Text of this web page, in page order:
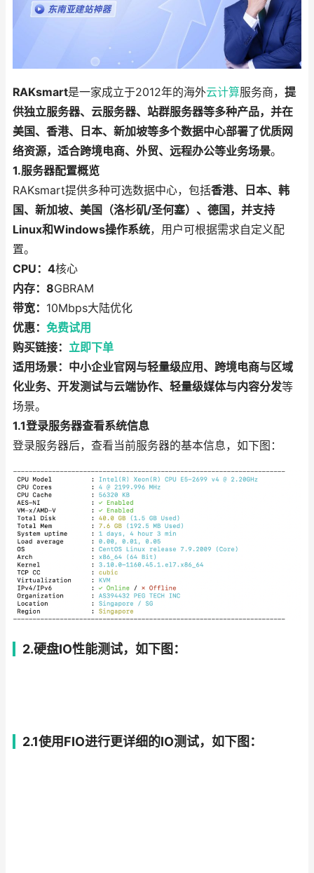
RAKsmart是一家成立于2012年的海外云计算服务商， 提
供独立服务器、云服务器、站群服务器等多种产品，并在
美国、香港、日本、新加坡等多个数据中心部署了优质网
络资源，适合跨境电商、外贸、远程办公等业务场景。
1.服务器配置概览
RAKsmart提供多种可选数据中心，包括香港、日本、韩
国、新加坡、美国（洛杉矶/圣何塞）、德国，并支持
Linux和Windows操作系统，用户可根据需求自定义配
置。
CPU：4核心
内存：8GBRAM
带宽： 10Mbps大陆优化
优惠： 免费试用
购买链接： 立即下单
适用场景：中小企业官网与轻量级应用、跨境电商与区域
化业务、开发测试与云端协作、轻量级媒体与内容分发等
场景。
1.1登录服务器查看系统信息
登录服务器后，查看当前服务器的基本信息，如下图：
2.硬盘IO性能测试，如下图：
2.1使用FIO进行更详细的IO测试，如下图：